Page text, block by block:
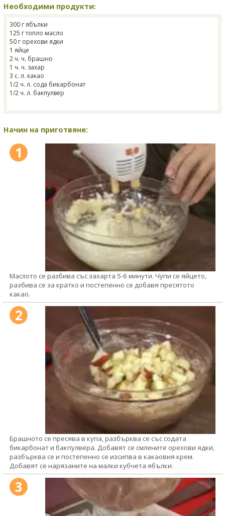
Необходими продукти:
300 г ябълки
125 г топло масло
50 г орехови ядки
1 яйце
2 ч. ч. брашно
1 ч. ч. захар
3 с. л. какао
1/2 ч. л. сода бикарбонат
1/2 ч. л. бакпулвер
Начин на приготвяне:
1
Маслото се разбива със захарта 5-6 минути. Чупи се яйцето,
разбива се за кратко и постепенно се добавя пресятото
какао.
2
Брашното се пресява в купа, разбърква се със содата
бикарбонат и бакпулвера. Добавят се смлените орехови ядки,
разбърква се и постепенно се изсипва в какаовия крем.
Добавят се нарязаните на малки кубчета ябълки.
3